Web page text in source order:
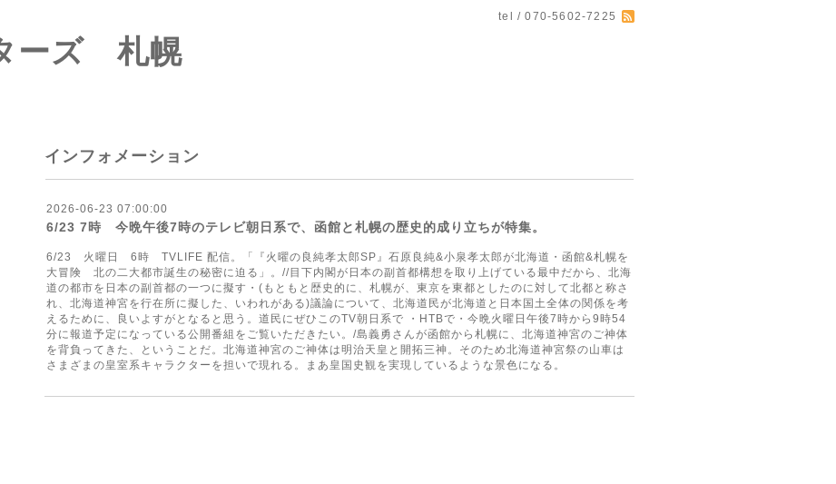
tel / 070-5602-7225
ーズ 札幌
インフォメーション
2026-06-23 07:00:00
6/23 7時 今晩午後7時のテレビ朝日系で、函館と札幌の歴史的成り立ちが特集。
6/23 火曜日 6時 TVLIFE 配信。「『火曜の良純孝太郎SP』石原良純&小泉孝太郎が北海道・函館&札幌を
大冒険 北の二大都市誕生の秘密に迫る」。//目下内閣が日本の副首都構想を取り上げている最中だから、北海
道の都市を日本の副首都の一つに擬す・(もともと歴史的に、札幌が、東京を東都としたのに対して北都と称さ
れ、北海道神宮を行在所に擬した、いわれがある)議論について、北海道民が北海道と日本国土全体の関係を考
えるために、良いよすがとなると思う。道民にぜひこのTV朝日系で ・HTBで・今晩火曜日午後7時から9時54
分に報道予定になっている公開番組をご覧いただきたい。/島義勇さんが函館から札幌に、北海道神宮のご神体
を背負ってきた、ということだ。北海道神宮のご神体は明治天皇と開拓三神。そのため北海道神宮祭の山車は
さまざまの皇室系キャラクターを担いで現れる。まあ皇国史観を実現しているような景色になる。